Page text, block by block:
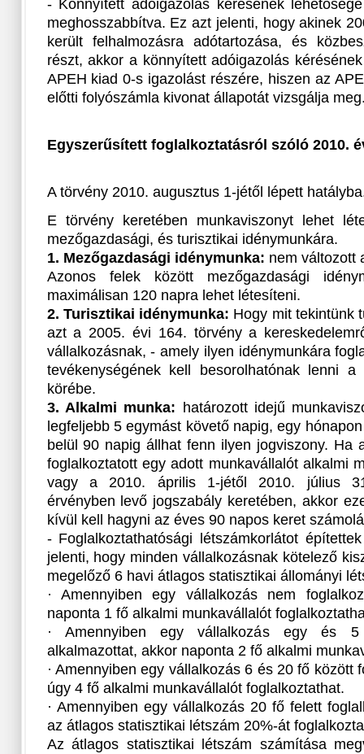
- Könnyített adóigazolás kérésének
meghosszabbítva. Ez azt jelenti, hogy akinek
került felhalmozásra adótartozása, és
részt, akkor a könnyített adóigazolás
APEH kiad 0-s igazolást részére, hiszen az
előtti folyószámla kivonat állapotát vizsgálja
Egyszerűsített foglalkoztatásról szóló 2010.
A törvény 2010. augusztus 1-jétől lépett
E törvény keretében munkaviszonyt lehet
mezőgazdasági, és turisztikai idénymunkára.
1. Mezőgazdasági idénymunka: nem változott
Azonos felek között mezőgazdasági
maximálisan 120 napra lehet létesíteni.
2. Turisztikai idénymunka: Hogy mit tekintünk
azt a 2005. évi 164. törvény a
vállalkozásnak, - amely ilyen idénymunkára
tevékenységének kell besorolhatónak lenni a
körébe.
3. Alkalmi munka: határozott idejű
legfeljebb 5 egymást követő napig, egy
belül 90 napig állhat fenn ilyen jogviszony. Ha
foglalkoztatott egy adott munkavállalót alkalmi
vagy a 2010. április 1-jétől 2010. július
érvényben levő jogszabály keretében, akkor
kívül kell hagyni az éves 90 napos keret
- Foglalkoztathatósági létszámkorlátot
jelenti, hogy minden vállalkozásnak kötelező
megelőző 6 havi átlagos statisztikai állományi
· Amennyiben egy vállalkozás nem
naponta 1 fő alkalmi munkavállalót
· Amennyiben egy vállalkozás egy és
alkalmazottat, akkor naponta 2 fő alkalmi
· Amennyiben egy vállalkozás 6 és 20 fő között
úgy 4 fő alkalmi munkavállalót foglalkoztathat.
· Amennyiben egy vállalkozás 20 fő felett
az átlagos statisztikai létszám 20%-át
Az átlagos statisztikai létszám számítása